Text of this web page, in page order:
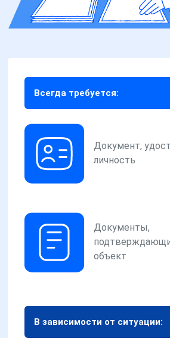
Всегда требуется:
Документ,
личность
Документы,
объект
В зависимости от ситуации: